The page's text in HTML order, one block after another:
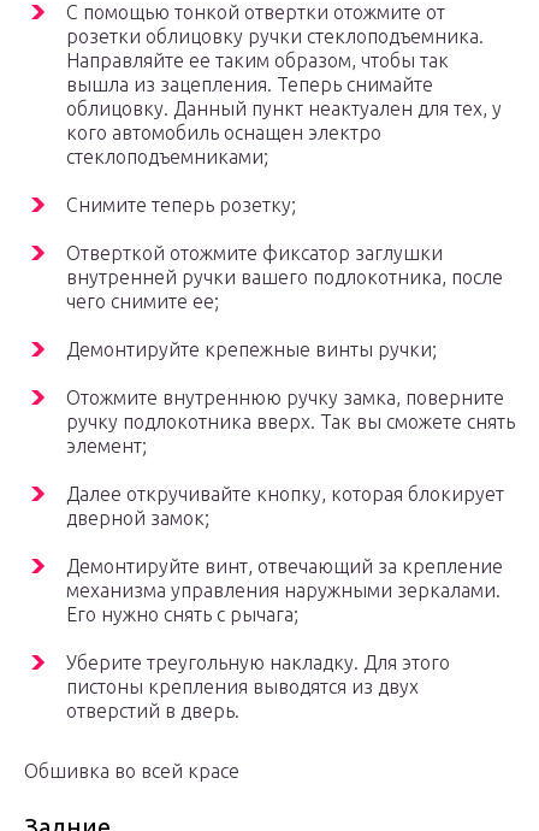
С помощью тонкой отвертки отожмите от
розетки облицовку ручки стеклоподъемника.
Направляйте ее таким образом, чтобы так
вышла из зацепления. Теперь снимайте
облицовку. Данный пункт неактуален для тех, у
кого автомобиль оснащен электро
стеклоподъемниками;
Снимите теперь розетку;
Отверткой отожмите фиксатор заглушки
внутренней ручки вашего подлокотника, после
чего снимите ее;
Демонтируйте крепежные винты ручки;
Отожмите внутреннюю ручку замка, поверните
ручку подлокотника вверх. Так вы сможете снять
элемент;
Далее откручивайте кнопку, которая блокирует
дверной замок;
Демонтируйте винт, отвечающий за крепление
механизма управления наружными зеркалами.
Его нужно снять с рычага;
Уберите треугольную накладку. Для этого
пистоны крепления выводятся из двух
отверстий в дверь.
Обшивка во всей красе